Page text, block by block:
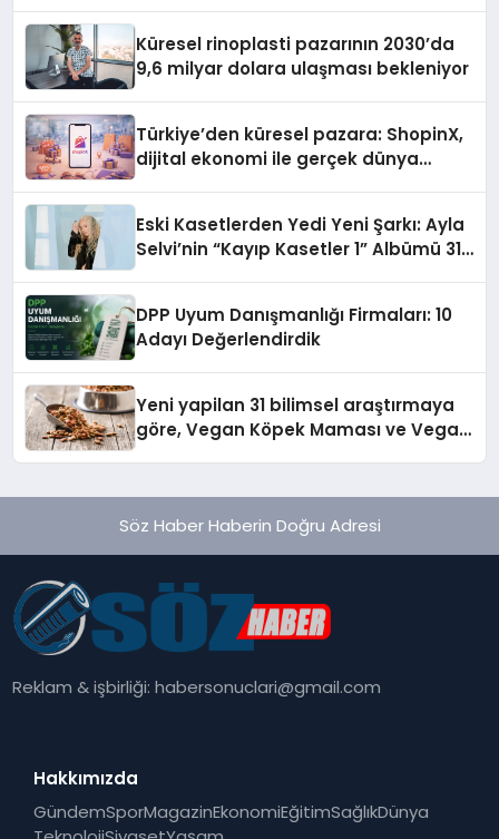
Küresel rinoplasti pazarının 2030’da
9,6 milyar dolara ulaşması bekleniyor
Türkiye’den küresel pazara: ShopinX,
dijital ekonomi ile gerçek dünya
Eski Kasetlerden Yedi Yeni Şarkı: Ayla
Selvi’nin “Kayıp Kasetler 1” Albümü 31
DPP Uyum Danışmanlığı Firmaları: 10
Adayı Değerlendirdik
Yeni yapilan 31 bilimsel araştırmaya
göre, Vegan Köpek Maması ve Vegan
Söz Haber Haberin Doğru Adresi
Reklam & işbirliği:habersonuclari@gmail.com
Hakkımızda
GündemSporMagazinEkonomiEğitimSağlıkDünya